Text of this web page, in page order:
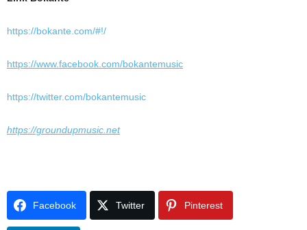
https://bokante.com/#!/
https://www.facebook.com/bokantemusic
https://twitter.com/bokantemusic
https://groundupmusic.net
Facebook Twitter Pinterest